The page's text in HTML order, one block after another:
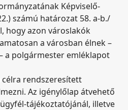
Képviselő-
számú határozat 58. a-b./
hogy azon városlakók
a városban élnek –
a polgármester emléklapot
rendszeresített
Az igénylőlap átvehető
tájékoztatójánál, illetve